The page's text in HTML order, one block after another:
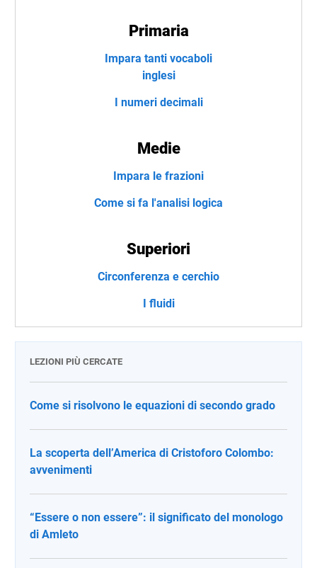
Primaria
Impara tanti vocaboli
inglesi
I numeri decimali
Medie
Impara le frazioni
Come si fa l'analisi logica
Superiori
Circonferenza e cerchio
I fluidi
LEZIONI PIÙ CERCATE
Come si risolvono le equazioni di secondo grado
La scoperta dell’America di Cristoforo Colombo:
avvenimenti
“Essere o non essere”: il significato del monologo
di Amleto